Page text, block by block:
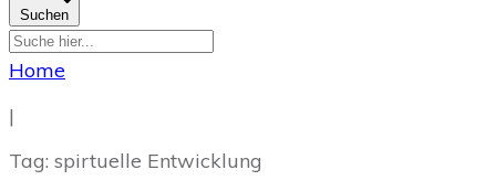
Suchen
Home
|
Tag: spirtuelle Entwicklung